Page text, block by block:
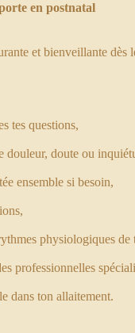
en postnatal
et bienveillante dès
tes questions,
douleur, doute ou
ensemble si besoin,
physiologiques de
professionnelles
dans ton allaitement.